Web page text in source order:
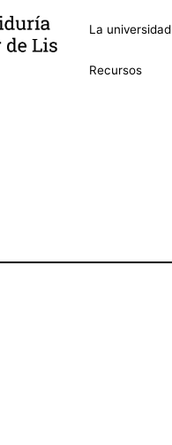
La universidad
Recursos